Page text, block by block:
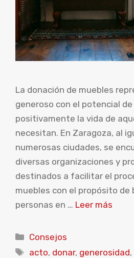
La donación de muebles
generoso con el potencial
positivamente la vida de
necesitan. En Zaragoza, al
numerosas ciudades, se
diversas organizaciones y
destinados a facilitar el
muebles con el propósito de
personas en … Leer más
Categorías
Consejos
Etiquetas
acto, donar, generosidad,